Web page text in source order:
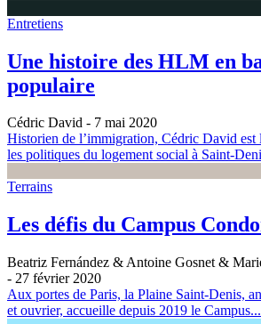
Entretiens
Une histoire des HLM en
populaire
Cédric David - 7 mai 2020
Historien de l’immigration, Cédric David est
les politiques du logement social à Saint-
Terrains
Les défis du Campus
Beatriz Fernández & Antoine Gosnet &
- 27 février 2020
Aux portes de Paris, la Plaine Saint-Denis,
et ouvrier, accueille depuis 2019 le Campus...